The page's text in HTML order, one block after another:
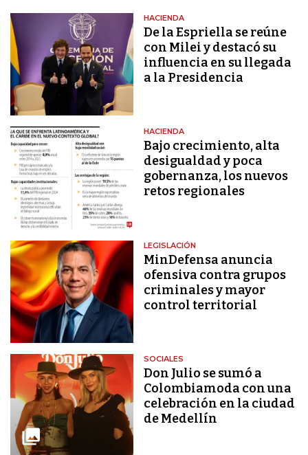
HACIENDA
De la Espriella se reúne
con Milei y destacó su
influencia en su llegada
a la Presidencia
HACIENDA
Bajo crecimiento, alta
desigualdad y poca
gobernanza, los nuevos
retos regionales
LEGISLACIÓN
MinDefensa anuncia
ofensiva contra grupos
criminales y mayor
control territorial
SOCIALES
Don Julio se sumó a
Colombiamoda con una
celebración en la ciudad
de Medellín